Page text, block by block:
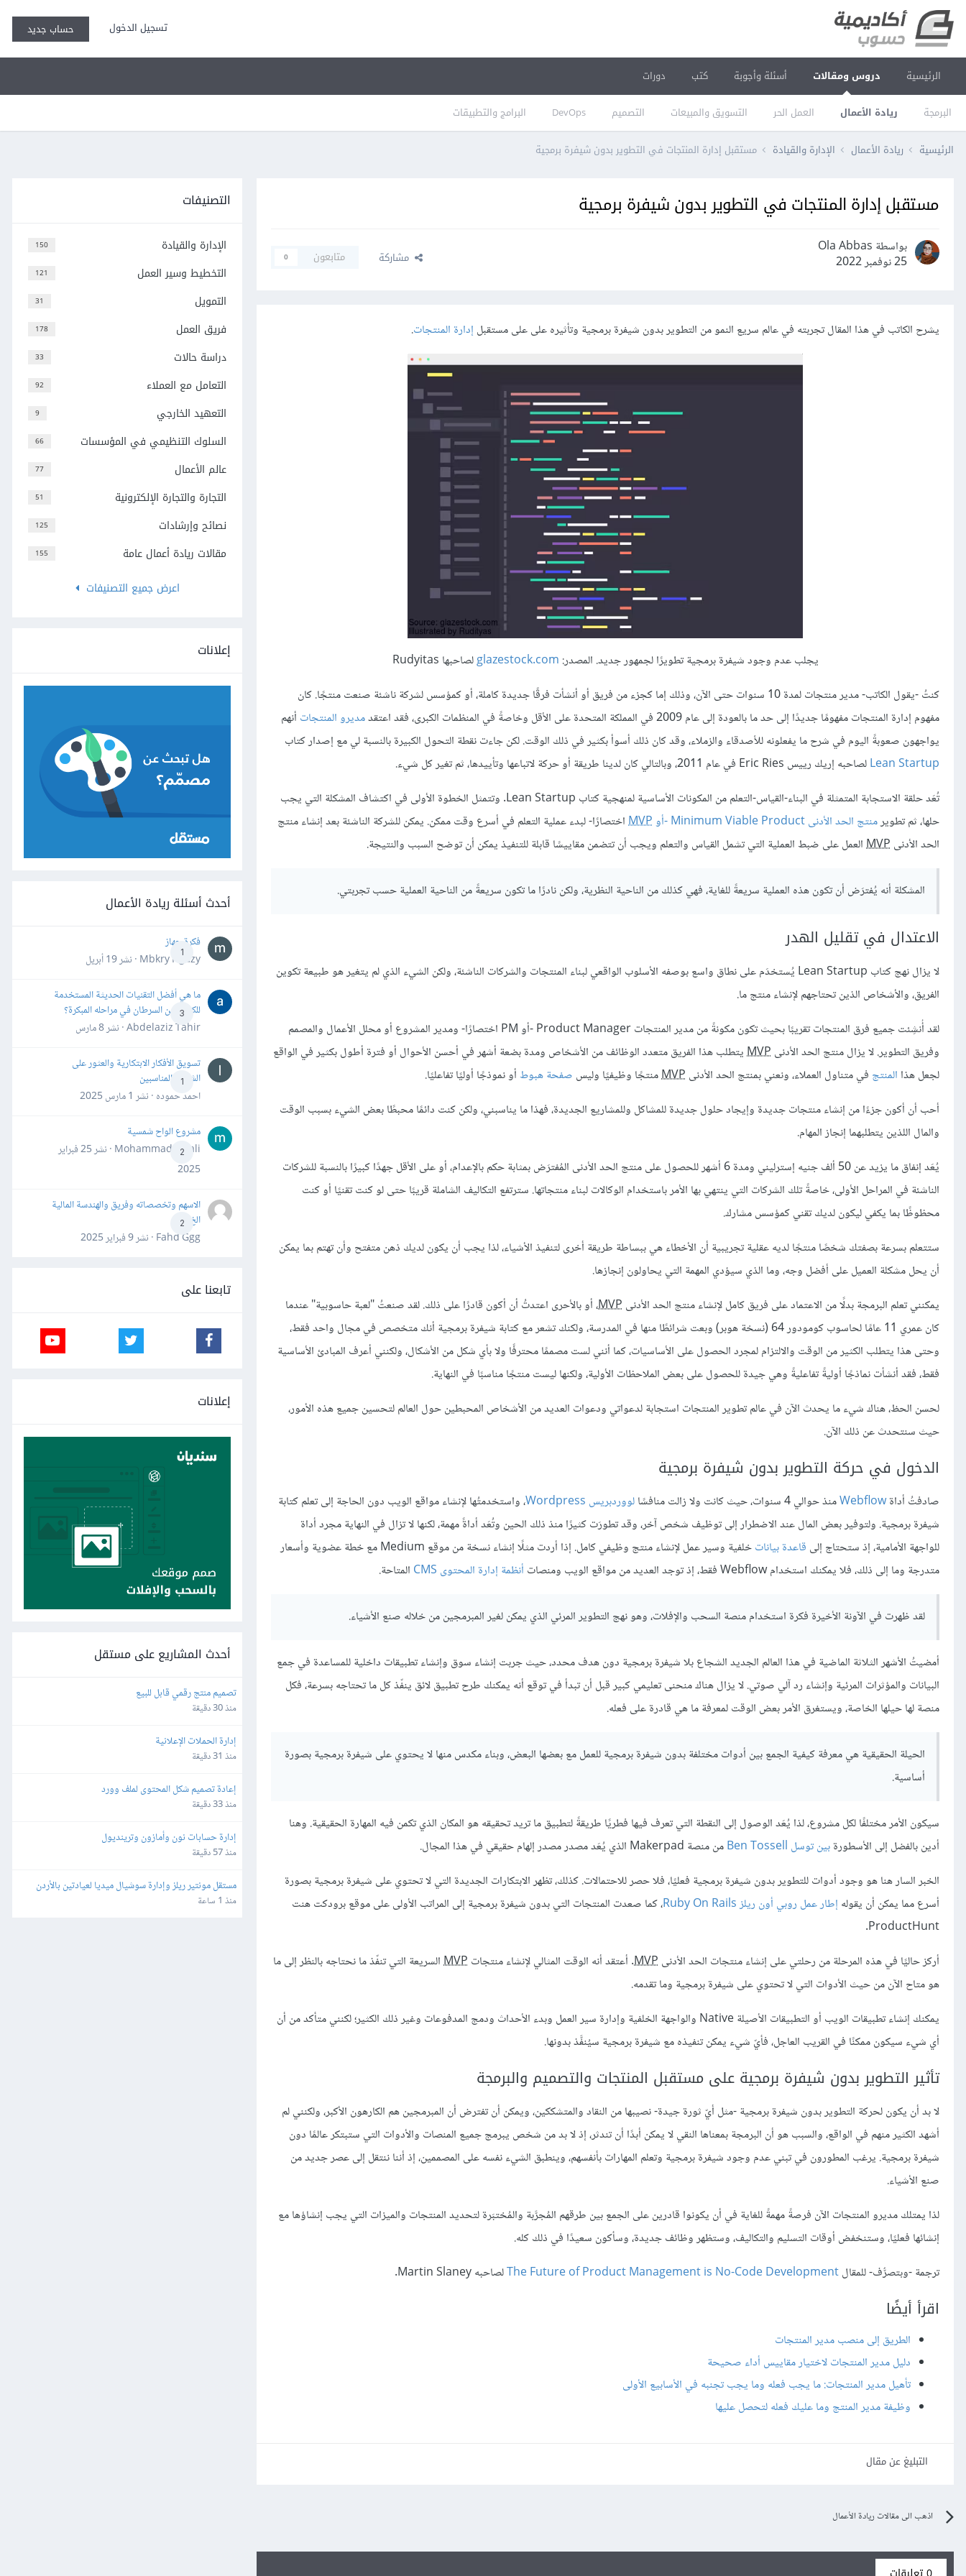
تسجيل الدخول حساب جديد
الرئيسية دروس ومقالات
البرمجة ريادة الأعمال العمل الحر التسويق والمبيعات التصميم DevOps البرامج والتطبيقات
أسئلة وأجوبة كتب دورات
الرئيسية ريادة الأعمال الإدارة والقيادة مستقبل إدارة المنتجات في التطوير بدون شيفرة برمجية
مستقبل إدارة المنتجات في التطوير بدون شيفرة برمجية
بواسطة Ola Abbas
25 نوفمبر 2022
مشاركة متابعون 0
يشرح الكاتب في هذا المقال تجربته في عالم سريع النمو من التطوير بدون شيفرة برمجية وتأثيره على على مستقبل إدارة المنتجات.
يجلب عدم وجود شيفرة برمجية تطويرًا لجمهور جديد. المصدر: glazestock.comلصاحبها Rudyitas
كنتُ -يقول الكاتب- مدير منتجات لمدة 10 سنوات حتى الآن، وذلك إما كجزء من فريق أو أنشأت فرقًا جديدة كاملة، أو كمؤسس لشركة ناشئة صنعت منتجًا. كان
مفهوم إدارة المنتجات مفهومًا جديدًا إلى حد ما بالعودة إلى عام 2009 في المملكة المتحدة على الأقل وخاصةً في المنظمات الكبرى، فقد اعتقد
مديرو المنتجات أنهم
يواجهون صعوبةً اليوم في شرح ما يفعلونه للأصدقاء والزملاء، وقد كان ذلك أسوأ بكثير في ذلك الوقت. لكن جاءت نقطة التحول الكبيرة بالنسبة لي مع إصدار كتاب
Lean Startupلصاحبه إريك رييس Eric Ries في عام 2011، وبالتالي كان لدينا طريقة أو حركة لاتباعها وتأييدها، ثم تغير كل شيء.
تُعَد حلقة الاستجابة المتمثلة في البناء-القياس-التعلم من المكونات الأساسية لمنهجية كتاب Lean Startup. وتتمثل الخطوة الأولى في اكتشاف المشكلة التي يجب
حلها، ثم تطويرمنتج الحد الأدنى Minimum Viable Product -أو MVPاختصارًا- لبدء عملية التعلم في أسرع وقت ممكن. يمكن للشركة الناشئة بعد إنشاء منتج
الحد الأدنى MVPالعمل على ضبط العملية التي تشمل القياس والتعلم ويجب أن تتضمن مقاييسًا قابلة للتنفيذ يمكن أن توضح السبب والنتيجة.
المشكلة أنه يُفترَض أن تكون هذه العملية سريعةً للغاية، فهي كذلك من الناحية النظرية، ولكن نادرًا ما تكون سريعةً من الناحية العملية حسب تجربتي.
الاعتدال في تقليل الهدر
لا يزال نهج كتاب Lean Startup يُستخدَم على نطاق واسع بوصفه الأسلوب الواقعي لبناء المنتجات والشركات الناشئة، ولكن الشيء الذي لم يتغير هو طبيعة تكوين
الفريق، والأشخاص الذين تحتاجهم لإنشاء منتج ما.
لقد أُنشِئت جميع فرق المنتجات تقريبًا بحيث تكون مكونةً من مدير المنتجات Product Manager -أو PM اختصارًا- ومدير المشروع أو محلل الأعمال والمصمم
وفريق التطوير. لا يزال منتج الحد الأدنى MVPيتطلب هذا الفريق متعدد الوظائف من الأشخاص ومدة بضعة أشهر في أحسن الأحوال أو فترة أطول بكثير في الواقع
لجعل هذا المنتج في متناول العملاء، ونعني بمنتج الحد الأدنى MVPمنتجًا وظيفيًا وليس صفحة هبوطأو نموذجًا أوليًا تفاعليًا.
أحب أن أكون جزءًا من إنشاء منتجات جديدة وإيجاد حلول جديدة للمشاكل وللمشاريع الجديدة، فهذا ما يناسبني، ولكن كنت دائمًا محبطًا بعض الشيء بسبب الوقت
والمال اللذين يتطلبهما إنجاز المهام.
يُعَد إنفاق ما يزيد عن 50 ألف جنيه إسترليني ومدة 6 أشهر للحصول على منتج الحد الأدنى المُفترَض بمثابة حكم بالإعدام، أو على الأقل جهدًا كبيرًا بالنسبة للشركات
الناشئة في المراحل الأولى، خاصةً تلك الشركات التي ينتهي بها الأمر باستخدام الوكالات لبناء منتجاتها. سترتفع التكاليف الشاملة قريبًا حتى لو كنت تقنيًا أو كنت
محظوظًا بما يكفي ليكون لديك تقني كمؤسس مشارك.
ستتعلم بسرعة بصفتك شخصًا منتجًا لديه عقلية تجريبية أن الأخطاء هي ببساطة طريقة أخرى لتنفيذ الأشياء، لذا يجب أن يكون لديك ذهن متفتح وأن تهتم بما يمكن
أن يحل مشكلة العميل على أفضل وجه، وما الذي سيؤدي المهمة التي يحاولون إنجازها.
يمكنني تعلم البرمجة بدلًا من الاعتماد على فريق كامل لإنشاء منتج الحد الأدنى MVP، أو بالأحرى اعتدتُ أن أكون قادرًا على ذلك. لقد صنعتُ "لعبة حاسوبية" عندما
كان عمري 11 عامًا لحاسوب كومودور 64 (نسخة هوبر) وبعت شرائطًا منها في المدرسة، ولكنك تشعر مع كتابة شيفرة برمجية أنك متخصص في مجال واحد فقط،
وحتى هذا يتطلب الكثير من الوقت والالتزام لمجرد الحصول على الأساسيات، كما أنني لست مصممًا محترفًا ولا بأي شكل من الأشكال، ولكنني أعرف المبادئ الأساسية
فقط، فقد أنشأت نماذجًا أوليةً تفاعليةً وهي جيدة للحصول على بعض الملاحظات الأولية، ولكنها ليست منتجًا مناسبًا في النهاية.
لحسن الحظ، هناك شيء ما يحدث الآن في عالم تطوير المنتجات استجابة لدعواتي ودعوات العديد من الأشخاص المحبطين حول العالم لتحسين جميع هذه الأمور،
حيث سنتحدث عن ذلك الآن.
الدخول في حركة التطوير بدون شيفرة برمجية
صادفتُ أداةWebflowمنذ حوالي 4 سنوات، حيث كانت ولا زالت منافسًا لووردبريس Wordpress
، واستخدمتُها لإنشاء مواقع الويب دون الحاجة إلى تعلم كتابة
شيفرة برمجية. ولتوفير بعض المال عند الاضطرار إلى توظيف شخص آخر، وقد تطورَت كثيرًا منذ ذلك الحين وتُعَد أداةً مهمة، لكنها لا تزال في النهاية مجرد أداة
للواجهة الأمامية، إذ ستحتاج إلى قاعدة بيانات
خلفية وسير عمل لإنشاء منتج وظيفي كامل. إذا أردت مثلًا إنشاء نسخة من موقع Medium مع خطة عضوية وأسعار
متدرجة وما إلى ذلك، فلا يمكنك استخدام Webflow فقط، إذ توجد العديد من مواقع الويب ومنصات
أنظمة إدارة المحتوى CMS المتاحة.
لقد ظهرت في الآونة الأخيرة فكرة استخدام منصة السحب والإفلات، وهو نهج التطوير المرئي الذي يمكن لغير المبرمجين من خلاله صنع الأشياء.
أمضيتُ الأشهر الثلاثة الماضية في هذا العالم الجديد الشجاع بلا شيفرة برمجية دون هدف محدد، حيث جربت إنشاء سوق وإنشاء تطبيقات داخلية للمساعدة في جمع
البيانات والمؤثرات المرئية وإنشاء رد آلي صوتي. لا يزال هناك منحنى تعليمي كبير قبل أن تبدأ في توقع أنه يمكنك طرح تطبيق لائق ينفّذ كل ما تحتاجه بسرعة، فكل
منصة لها حيلها الخاصة، ويستغرق الأمر بعض الوقت لمعرفة ما هي قادرة على فعله.
الحيلة الحقيقية هي معرفة كيفية الجمع بين أدوات مختلفة بدون شيفرة برمجية للعمل مع بعضها البعض، وبناء مكدس منها لا يحتوي على شيفرة برمجية بصورة
أساسية.
سيكون الأمر مختلفًا لكل مشروع، لذا يُعَد الوصول إلى النقطة التي تعرف فيها فطريًا طريقةً لتطبيق ما تريد تحقيقه هو المكان الذي تكمن فيه المهارة الحقيقية. وهنا
أدين بالفضل إلى الأسطورةبين توسل Ben Tossell
من منصة Makerpad الذي يُعَد مصدر مصدر إلهام حقيقي في هذا المجال.
الخبر السار هنا هو وجود أدوات للتطوير بدون شيفرة برمجية فعليًا، فلا حصر للاحتمالات. كذلك، تظهر الابتكارات الجديدة التي لا تحتوي على شيفرة برمجية بصورة
أسرع مما يمكن أن يقوله إطار عمل روبي أون ريلز Ruby On Rails
، كما صعدت المنتجات التي بدون شيفرة برمجية إلى المراتب الأولى على موقع برودكت هنت
ProductHunt.
أركز حاليًا في هذه المرحلة من رحلتي على إنشاء منتجات الحد الأدنى MVP. أعتقد أنه الوقت المثالي لإنشاء منتجات MVPالسريعة التي تنفّذ ما نحتاجه بالنظر إلى ما
هو متاح الآن من حيث الأدوات التي لا تحتوي على شيفرة برمجية وما تقدمه.
يمكنك إنشاء تطبيقات الويب أو التطبيقات الأصيلة Native والواجهة الخلفية وإدارة سير العمل وبدء الأحداث ودمج المدفوعات وغير ذلك الكثير؛ لكنني متأكد من أن
أي شيء سيكون ممكنًا في القريب العاجل، فأيّ شيء يمكن تنفيذه مع شيفرة برمجية سيُنفَّذ بدونها.
تأثير التطوير بدون شيفرة برمجية على مستقبل المنتجات والتصميم والبرمجة
لا بد أن يكون لحركة التطوير بدون شيفرة برمجية -مثل أيّ ثورة جيدة- نصيبها من النقاد والمتشككين، ويمكن أن تفترض أن المبرمجين هم الكارهون الأكبر، ولكنني لم
أشهد الكثير منهم في الواقع، والسبب هو أن البرمجة بمعناها النقي لا يمكن أبدًا أن تندثر، إذ لا بد من شخص يبرمج جميع المنصات والأدوات التي ستبتكر عالمًا دون
شيفرة برمجية. يرغب المطورون في تبني عدم وجود شيفرة برمجية وتعلم المهارات بأنفسهم، وينطبق الشيء نفسه على المصممين، إذ أننا ننتقل إلى عصر جديد من
صنع الأشياء.
لذا يمتلك مديرو المنتجات الآن فرصةً مهمةً للغاية في أن يكونوا قادرين على الجمع بين طرقهم المُجرَّبة والمُختبَرة لتحديد المنتجات والميزات التي يجب إنشاؤها مع
إنشائها فعليًا، وستنخفض أوقات التسليم والتكاليف، وستظهر وظائف جديدة، وسأكون سعيدًا في ذلك كله.
ترجمة -وبتصرُّف- للمقالThe Future of Product Management is No-Code Developmentلصاحبه Martin Slaney.
اقرأ أيضًا
الطريق إلى منصب مدير المنتجات
دليل مدير المنتجات لاختيار مقاييس أداء صحيحة
تأهيل مدير المنتجات: ما يجب فعله وما يجب تجنبه في الأسابيع الأولى
وظيفة مدير المنتج وما عليك فعله لتحصل عليها
التبليغ عن مقال
اذهب الى مقالات ريادة الأعمال
التصنيفات
150 الإدارة والقيادة
121 التخطيط وسير العمل
31 التمويل
178 فريق العمل
33 دراسة حالات
92 التعامل مع العملاء
9 التعهيد الخارجي
66 السلوك التنظيمي في المؤسسات
77 عالم الأعمال
51 التجارة والتجارة الإلكترونية
125 نصائح وإرشادات
155
مقالات ريادة أعمال عامة
اعرض جميع التصنيفات
إعلانات
أحدث أسئلة ريادة الأعمال
1
فكرة جهاز
Mbkry Hgazy · نشر
19 أبريل
3
ما هي أفضل التقنيات الحديثة المستخدمة
للكشف عن السرطان في مراحله المبكرة؟
Abdelaziz Tahir · نشر
8 مارس
1
تسويق الأفكار الابتكارية والعثور على
الشركاء المناسبين
احمد حموده · نشر 1 مارس 2025
2
مشروع الواح شمسية
Mohammad Awali · نشر
25 فبراير
2025
2
الاسهم وتخصصاته وفريق والهندسة المالية
الخ
Fahd Ggg · نشر
9 فبراير 2025
تابعنا على
إعلانات
أحدث المشاريع على مستقل
تصميم منتج رقمي قابل للبيع
منذ 30 دقيقة
إدارة الحملات الإعلانية
منذ 31 دقيقة
إعادة تصميم شكل المحتوى لملف وورد
منذ 33 دقيقة
إدارة حسابات نون وأمازون وترينديول
منذ 57 دقيقة
وألمانيا
منذ 1 ساعة